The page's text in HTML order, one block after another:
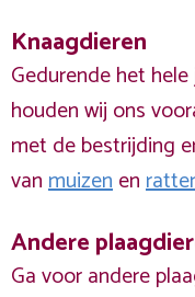
Knaagdieren
Gedurende het
houden wij ons
met de bestrijding
vanmuizenen
Andere
Ga voor andere